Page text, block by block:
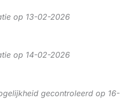
op 13-02-2026
op 14-02-2026
gecontroleerd op 16-